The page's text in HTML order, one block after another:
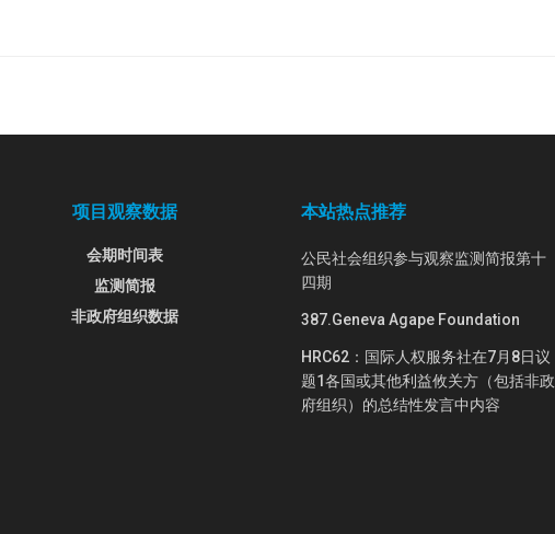
项目观察数据
会期时间表
监测简报
非政府组织数据
本站热点推荐
公民社会组织参与观察监测简报第十
四期
387.Geneva Agape Foundation
HRC62：国际人权服务社在7月8日议
题1各国或其他利益攸关方（包括非政
府组织）的总结性发言中内容